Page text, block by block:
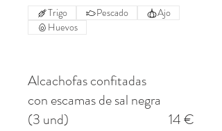
Trigo Pescado
Ajo
Huevos
Alcachofas confitadas
con escamas de sal negra
(3 und)
14 €